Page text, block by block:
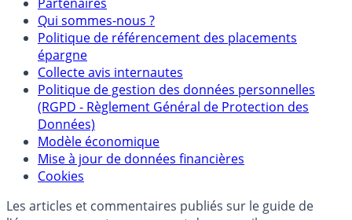
Mentions légales et Conditions d’utilisation
Partenaires
Qui sommes-nous ?
Politique de référencement des placements
épargne
Collecte avis internautes
Politique de gestion des données personnelles
(RGPD - Règlement Général de Protection des
Données)
Modèle économique
Mise à jour de données financières
Cookies